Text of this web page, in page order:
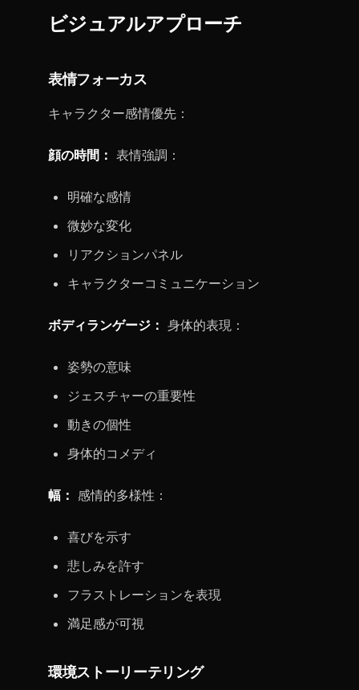
ビジュアルアプローチ
表情フォーカス
キャラクター感情優先：
顔の時間： 表情強調：
明確な感情
微妙な変化
リアクションパネル
キャラクターコミュニケーション
ボディランゲージ： 身体的表現：
姿勢の意味
ジェスチャーの重要性
動きの個性
身体的コメディ
幅： 感情的多様性：
喜びを示す
悲しみを許す
フラストレーションを表現
満足感が可視
環境ストーリーテリング